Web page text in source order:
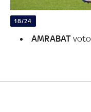
18/24
AMRABATvoto